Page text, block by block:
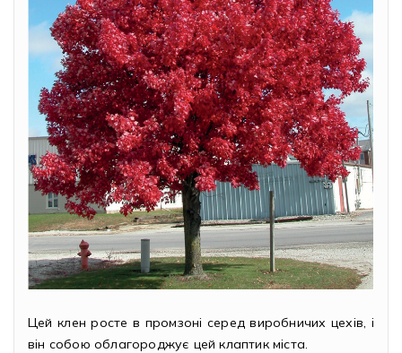
Цей клен росте в промзоні серед виробничих цехів, і
він собою облагороджує цей клаптик міста.